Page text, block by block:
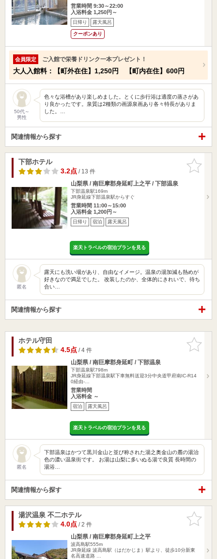
営業時間 9:30～22:00
入浴料金 1,250円～
日帰り 露天風呂
クーポンあり
会員限定 ご入館で栄養ドリンク一本プレゼント！
大人入館料：【町外在住】1,250円 【町内在住】600円
50代～
男性
色々な浴槽があり楽しめました。とくに歩行浴は適度の蒸さがあ
り良かったです。泉質は2種類の画源泉画あり各々特長がありま
した。…
関連情報から探す
お気に入
りに追加
下部ホテル
3.2点/ 13 件
山梨県 / 南巨摩郡身延町上之平 / 下部温泉
下部温泉駅169m
JR身延線下部温泉駅からすぐ
営業時間 11:00～15:00
入浴料金 1,200円～
日帰り 宿泊 露天風呂
楽天トラベルの宿泊プランを見る
匿名
露天にも洗い場があり、自由なイメージ。温泉の湯加減も熱めが
好きなので満足でした。 改装したのか、全体的にきれいで、待ち
合い…
関連情報から探す
お気に入
りに追加
ホテル守田
4.5点/ 4 件
山梨県 / 南巨摩郡身延町 / 下部温泉
下部温泉駅798m
JR身延線下部温泉駅下車無料送迎3分中央道甲府南IC-R14
0経由-…
営業時間
入浴料金 ～
宿泊 露天風呂
楽天トラベルの宿泊プランを見る
匿名
下部温泉はかつて黒川金山と並び称された湯之奥金山の麓の湯治
色の濃い温泉街です。 お湯は山梨に多いぬる湯で良質 長時間の
湯浴…
関連情報から探す
お気に入
りに追加
湯沢温泉 不二ホテル
4.0点/ 2 件
山梨県 / 南巨摩郡身延町上之平
波高島駅555m
JR身延線 波高島駅（はだかじま）駅より、徒歩10分新東
名高速道路 …